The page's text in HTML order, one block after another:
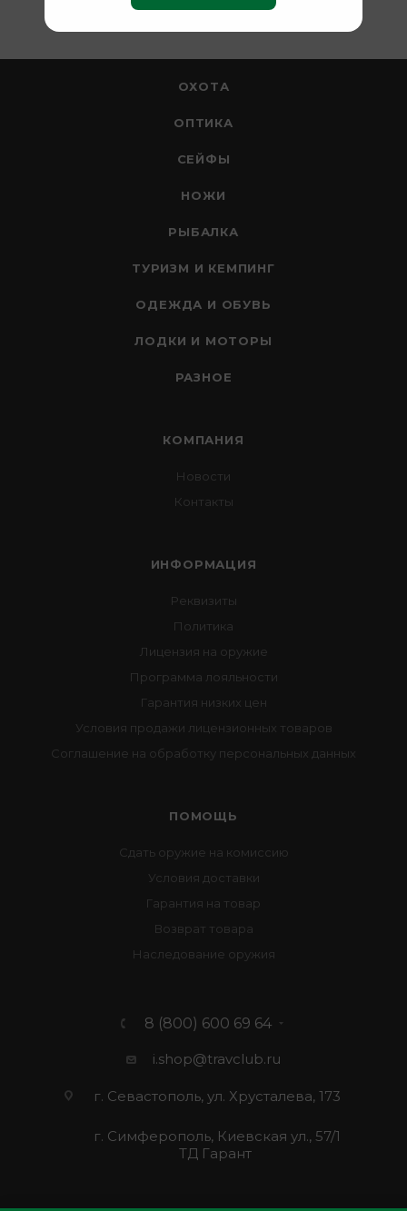
ОХОТА
ОПТИКА
СЕЙФЫ
НОЖИ
РЫБАЛКА
ТУРИЗМ И КЕМПИНГ
ОДЕЖДА И ОБУВЬ
ЛОДКИ И МОТОРЫ
РАЗНОЕ
КОМПАНИЯ
Новости
Контакты
ИНФОРМАЦИЯ
Реквизиты
Политика
Лицензия на оружие
Программа лояльности
Гарантия низких цен
Условия продажи лицензионных товаров
Соглашение на обработку персональных данных
ПОМОЩЬ
Сдать оружие на комиссию
Условия доставки
Гарантия на товар
Возврат товара
Наследование оружия
8 (800) 600 69 64
i.shop@travclub.ru
г. Севастополь, ул. Хрусталева, 173
г. Симферополь, Киевская ул., 57/1
ТД Гарант